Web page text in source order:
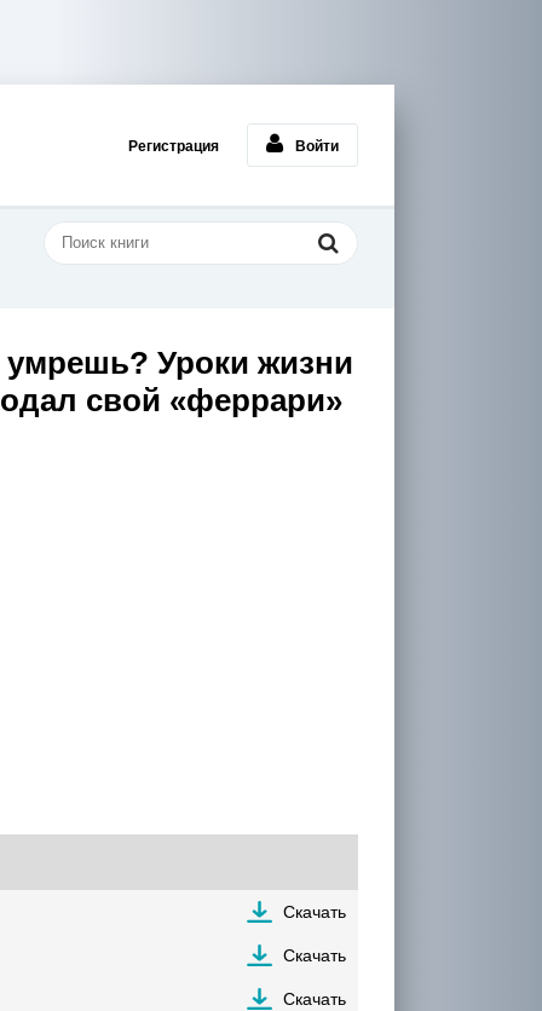
Регистрация Войти
умрешь? Уроки жизни
свой «феррари»
Скачать
Скачать
Скачать